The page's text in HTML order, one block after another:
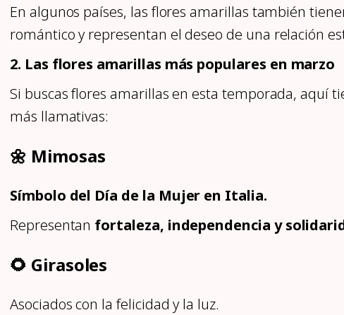
En algunos países, las flores amarillas también
romántico y representan el deseo de una relación
2. Las flores amarillas más populares en marzo
Si buscas flores amarillas en esta temporada, aquí
más llamativas:
🌼 Mimosas
Símbolo del Día de la Mujer en Italia.
Representan fortaleza, independencia y
🌻 Girasoles
Asociados con la felicidad y la luz.